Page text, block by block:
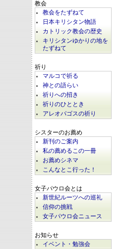
教会
教会をたずねて
日本キリシタン物語
カトリック教会の歴史
キリシタンゆかりの地を
たずねて
祈り
マルコで祈る
神との語らい
祈りへの招き
祈りのひととき
アレオパゴスの祈り
シスターのお薦め
新刊のご案内
私の薦めるこの一冊
お薦めシネマ
こんなとこ行った！
女子パウロ会とは
新世紀ルーツへの巡礼
信仰の挑戦
女子パウロ会ニュース
お知らせ
イベント・勉強会